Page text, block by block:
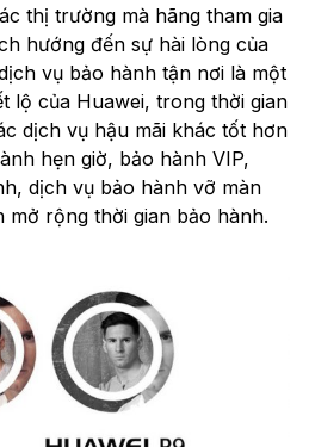
thị trường mà hãng tham gia
hướng đến sự hài lòng của
vụ bảo hành tận nơi là một
lộ của Huawei, trong thời gian
dịch vụ hậu mãi khác tốt hơn
hẹn giờ, bảo hành VIP,
dịch vụ bảo hành vỡ màn
mở rộng thời gian bảo hành.